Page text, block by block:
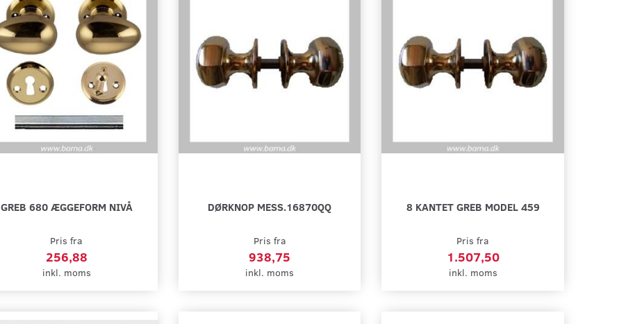
GREB 680 ÆGGEFORM NIVÅ
Pris fra
256,88
inkl. moms
DØRKNOP MESS.16870QQ
Pris fra
938,75
inkl. moms
8 KANTET GREB MODEL 459
Pris fra
1.507,50
inkl. moms